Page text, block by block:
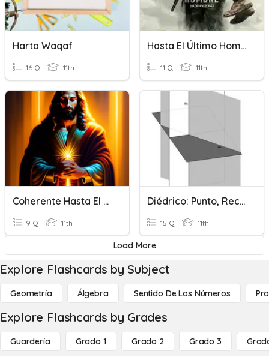
Harta Waqaf
16 Q 11th
Hasta El Último Hombre
11 Q 11th
Coherente Hasta El Final
9 Q 11th
Diédrico: Punto, Recta Y Plano
15 Q 11th
Load More
Explore Flashcards by Subject
Geometría Álgebra Sentido De Los Números
Explore Flashcards by Grades
Guardería Grado 1 Grado 2 Grado 3